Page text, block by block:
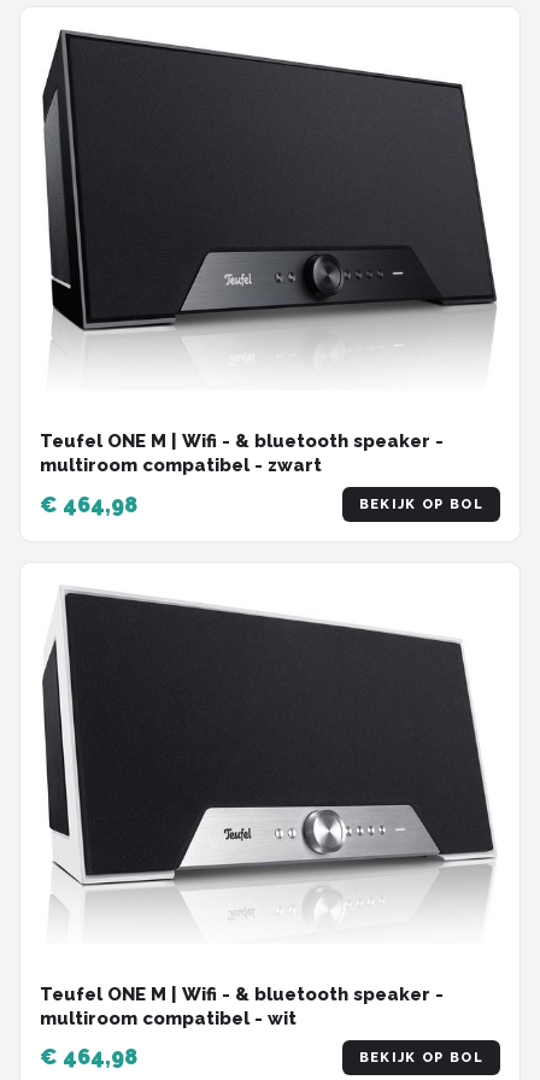
Teufel ONE M | Wifi - & bluetooth speaker -
multiroom compatibel - zwart
€ 464,98 BEKIJK OP BOL
Teufel ONE M | Wifi - & bluetooth speaker -
multiroom compatibel - wit
€ 464,98 BEKIJK OP BOL